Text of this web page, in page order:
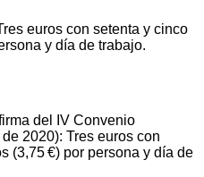
euros con setenta y cinco
y día de trabajo.
del IV Convenio
2020): Tres euros con
(3,75 €) por persona y día de